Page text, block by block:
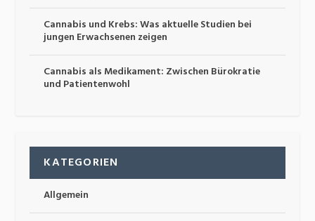
Cannabis und Krebs: Was aktuelle Studien bei
jungen Erwachsenen zeigen
Cannabis als Medikament: Zwischen Bürokratie
und Patientenwohl
KATEGORIEN
Allgemein